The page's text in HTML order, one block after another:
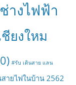
างไฟฟ้า
ยงใหม
#รับ เดินสาย แลน
ายไฟในบ้าน 2562